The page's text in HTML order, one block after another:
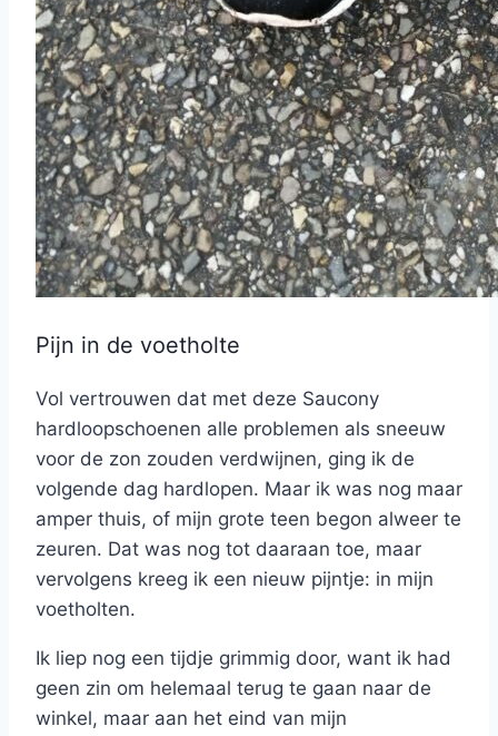
Pijn in de voetholte
Vol vertrouwen dat met deze Saucony
hardloopschoenen alle problemen als sneeuw
voor de zon zouden verdwijnen, ging ik de
volgende dag hardlopen. Maar ik was nog maar
amper thuis, of mijn grote teen begon alweer te
zeuren. Dat was nog tot daaraan toe, maar
vervolgens kreeg ik een nieuw pijntje: in mijn
voetholten.
Ik liep nog een tijdje grimmig door, want ik had
geen zin om helemaal terug te gaan naar de
winkel, maar aan het eind van mijn